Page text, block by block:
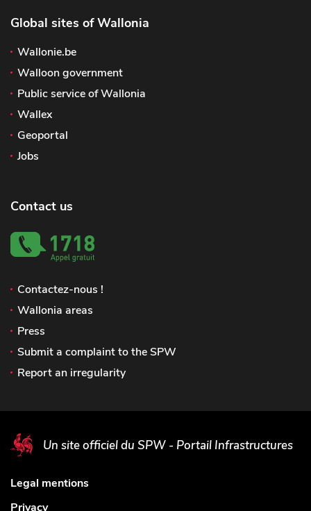
Global sites of Wallonia
Wallonie.be
Walloon government
Public service of Wallonia
Wallex
Geoportal
Jobs
Contact us
Contactez-nous !
Wallonia areas
Press
Submit a complaint to the SPW
Report an irregularity
Un site officiel du SPW - Portail Infrastructures
Legal mentions
Privacy